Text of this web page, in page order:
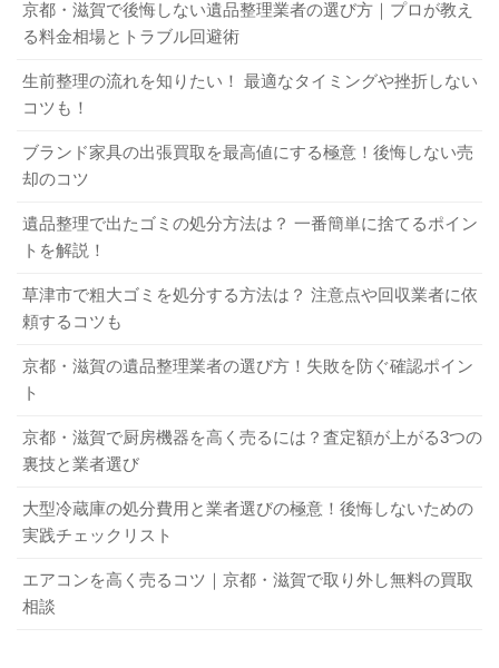
関連記事 タイヤの寿命はどれくらい？知っておきたい寿命の目安と交換時期
関連記事
2．長岡京市で粗大ゴミを出す方法
ここでは、長岡京市で粗大ゴミを出す方法について説明し
ます。
2-1．戸別回収
戸別回収は、行政指定業者が自宅または指定回収場所まで
粗大ゴミを回収しにきてくれる方法です。自治体の戸別回
収を利用する際は、以下の手順となります。
事前に、受付センターへ申し込む
取扱店で粗大ゴミ処理手数料券を購入する
収集当日の予約時間までに指定の場所へ排出する
受付センターへの受付は、電話または市公式LINEから可能
です。電話の場合は、0120-34-5371（固定電話だけ可）と
075-955-5371があります。なお、電話の受付時間は月～金
す。不用品回収業者では、さまざまなジャンルを扱ってい
治体回収は粗大ゴミの収集日が決まっているため、すぐに
処分できません。けれども、即日対応な回収業者に依頼す
れば、すぐに処分できます。また、出張回収を利用すれ
ば、ゴミの分類や搬出にかかる手間や時間も省けるでしょ
う。
関連記事 大津市でエアコンを処分したい人必見！ 捨てる際の注意点も！
4．不用品回収業者に依頼する際の注意点
ここでは、不用品回収業者に依頼する際の注意点を紹介し
ます。
4-1．見積書を確認する
不用品回収業者に依頼する際は、見積書の内容をしっかり
と確認することが大切です。どのような不用品の処分にい
5-3．不用品の回収・買取ならリサイクル買取
サービスへ
どの不用品回収業者に依頼すればいいのか分からずに悩ん
でいる方は、ぜひリサイクル買取サービスをご利用くださ
京都・滋賀でトップクラスです。そのため、他店の見積額
受付可能なほか、法人向けサービスも実施しているので、
ぜひ一度お問い合わせください。
関連記事 タイヤの寿命はどれくらい？知っておきたい寿命の目安と交換時期
関連記事
6．粗大ゴミの処分に関してよくある質問
粗大ゴミの処分に関する質問を5つピックアップしてみまし
た。
Q．自治体回収で粗大ゴミを出す際の注意点は？
A．マンションなどの集合住宅に住んでいる方は、申し込み
京都・滋賀で後悔しない遺品整理業者の選び方｜プロが教え
る料金相場とトラブル回避術
生前整理の流れを知りたい！ 最適なタイミングや挫折しない
コツも！
ブランド家具の出張買取を最高値にする極意！後悔しない売
却のコツ
遺品整理で出たゴミの処分方法は？ 一番簡単に捨てるポイン
トを解説！
草津市で粗大ゴミを処分する方法は？ 注意点や回収業者に依
頼するコツも
京都・滋賀の遺品整理業者の選び方！失敗を防ぐ確認ポイン
ト
京都・滋賀で厨房機器を高く売るには？査定額が上がる3つの
裏技と業者選び
大型冷蔵庫の処分費用と業者選びの極意！後悔しないための
実践チェックリスト
エアコンを高く売るコツ｜京都・滋賀で取り外し無料の買取
相談